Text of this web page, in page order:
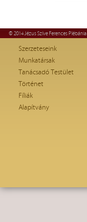
© 2014 Jézus Szíve Ferences Plébánia
Szerzeteseink
Munkatársak
Tanácsadó Testület
Történet
Fíliák
Alapítvány